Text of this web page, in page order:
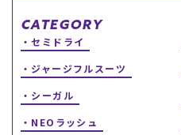
中古/アウトレット サー
中古/アウトレット スノ
ー
CATEGORY
セミドライ
ジャージフルスーツ
シーガル
NEOラッシュ